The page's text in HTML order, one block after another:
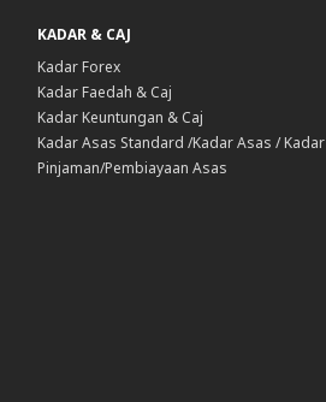
KADAR & CAJ
Kadar Forex
Kadar Faedah & Caj
Kadar Keuntungan & Caj
Kadar Asas Standard /Kadar Asas / Kadar
Pinjaman/Pembiayaan Asas